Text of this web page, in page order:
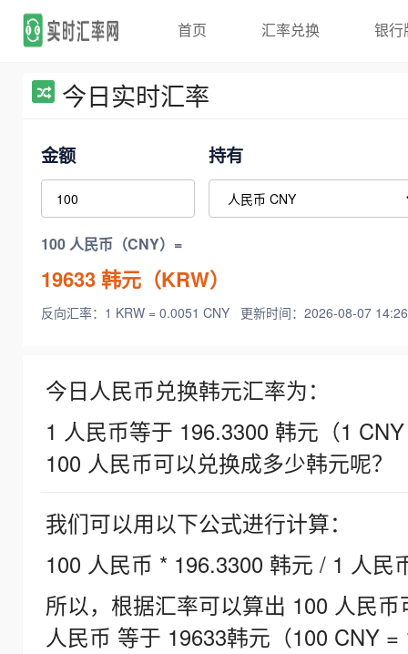
首页 汇率兑换 银行
今日实时汇率
金额 持有
100 人民币（CNY）=
19633韩元（KRW）
反向汇率：1 KRW = 0.0051 CNY 更新时间：2026-08-07
今日人民币兑换韩元汇率为：
1 人民币等于 196.3300 韩元（1
100 人民币可以兑换成多少韩元呢？
我们可以用以下公式进行计算：
100 人民币 * 196.3300 韩元 / 1 人民
所以，根据汇率可以算出 100 人民
人民币 等于 19633韩元（100 CNY =